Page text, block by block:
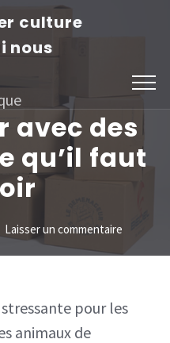
culture
nous
avec des
qu’il faut
Laisser un commentaire
des
pour les
animaux de